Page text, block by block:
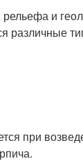
и
различные
при